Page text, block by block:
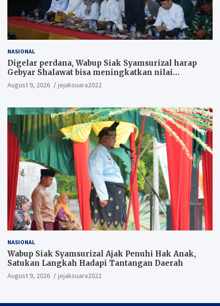
NASIONAL
Digelar perdana, Wabup Siak Syamsurizal harap
Gebyar Shalawat bisa meningkatkan nilai
keagamaan ditengah-tengah masyarakat.
August 9, 2026 jejaksuara2022
NASIONAL
Wabup Siak Syamsurizal Ajak Penuhi Hak Anak,
Satukan Langkah Hadapi Tantangan Daerah
August 9, 2026 jejaksuara2022